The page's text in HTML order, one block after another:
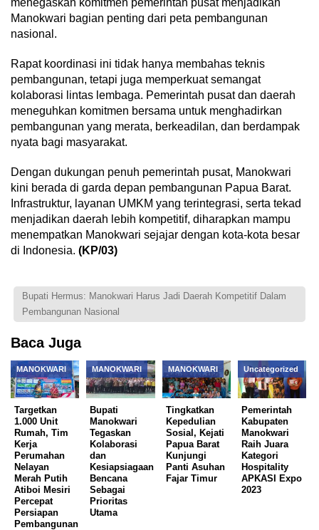
menegaskan komitmen pemerintah pusat menjadikan
Manokwari bagian penting dari peta pembangunan
nasional.
Rapat koordinasi ini tidak hanya membahas teknis
pembangunan, tetapi juga memperkuat semangat
kolaborasi lintas lembaga. Pemerintah pusat dan daerah
meneguhkan komitmen bersama untuk menghadirkan
pembangunan yang merata, berkeadilan, dan berdampak
nyata bagi masyarakat.
Dengan dukungan penuh pemerintah pusat, Manokwari
kini berada di garda depan pembangunan Papua Barat.
Infrastruktur, layanan UMKM yang terintegrasi, serta tekad
menjadikan daerah lebih kompetitif, diharapkan mampu
menempatkan Manokwari sejajar dengan kota-kota besar
di Indonesia. (KP/03)
Bupati Hermus: Manokwari Harus Jadi Daerah Kompetitif Dalam
Pembangunan Nasional
Baca Juga
MANOKWARI
Targetkan
1.000 Unit
Rumah, Tim
Kerja
Perumahan
Nelayan
Merah Putih
Atiboi Mesiri
Percepat
Persiapan
Pembangunan
MANOKWARI
Bupati
Manokwari
Tegaskan
Kolaborasi
dan
Kesiapsiagaan
Bencana
Sebagai
Prioritas
Utama
MANOKWARI
Tingkatkan
Kepedulian
Sosial, Kejati
Papua Barat
Kunjungi
Panti Asuhan
Fajar Timur
Uncategorized
Pemerintah
Kabupaten
Manokwari
Raih Juara
Kategori
Hospitality
APKASI Expo
2023